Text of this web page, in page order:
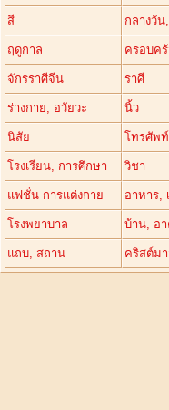
สี กลางวั
ฤดูกาล ครอบค
จักรราศีจีน ราศี
ร่างกาย, อวัยวะ นิ้ว
นิสัย โทรศัพท์
โรงเรียน, การศึกษา วิชา
แฟชั่น การแต่งกาย อาหาร,
โรงพยาบาล บ้าน, อ
แถบ, สถาน คริสต์ม